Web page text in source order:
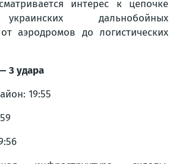
интерес к цепочке
дальнобойных
аэродромов до логистических
3 удара
19:55